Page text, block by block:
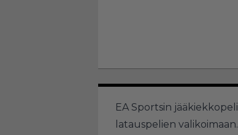
EA Sportsin jääkiekkopeli
latauspelien valikoimaan.